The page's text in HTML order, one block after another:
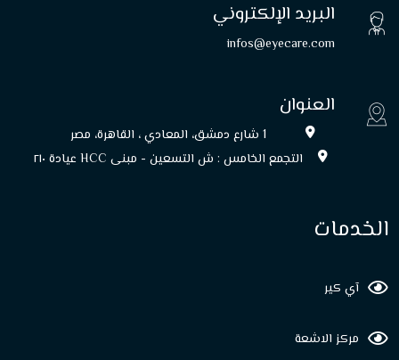
البريد الإلكتروني
infos@eyecare.com
العنوان
1 شارع دمشق، المعادي ، القاهرة، مصر
التجمع الخامس : ش التسعين - مبنى HCC عيادة ۲۱۰
الخدمات
آي كير
مركز الاشعة